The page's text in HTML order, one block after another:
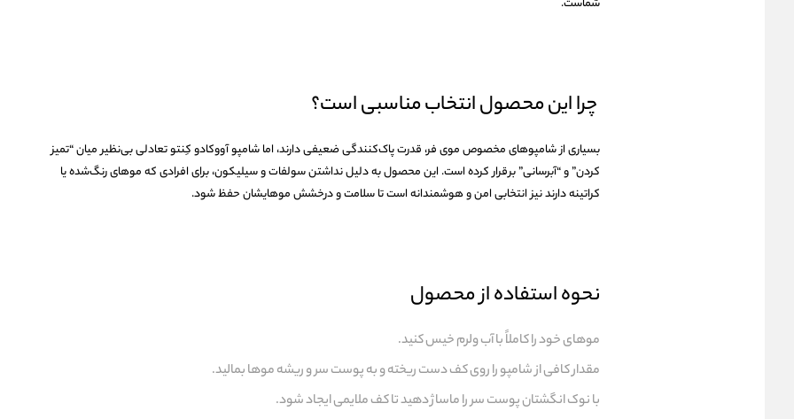
چرا این محصول انتخاب مناسبی است؟
بسیاری از شامپوهای مخصوص موی فر، قدرت پاک‌کنندگی ضعیفی دارند، اما شامپو آووکادو کِنتو تعادلی بی‌نظیر میان “تمیز
کردن” و “آبرسانی” برقرار کرده است. این محصول به دلیل نداشتن سولفات و سیلیکون، برای افرادی که موهای رنگ‌شده یا
کراتینه دارند نیز انتخابی امن و هوشمندانه است تا سلامت و درخشش موهایشان حفظ شود.
نحوه استفاده از محصول
موهای خود را کاملاً با آب ولرم خیس کنید.
مقدار کافی از شامپو را روی کف دست ریخته و به پوست سر و ریشه موها بمالید.
با نوک انگشتان پوست سر را ماساژ دهید تا کف ملایمی ایجاد شود.